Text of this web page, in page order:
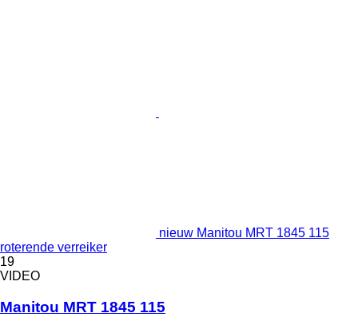
nieuw Manitou MRT 1845 115
roterende verreiker
19
VIDEO
Manitou MRT 1845 115